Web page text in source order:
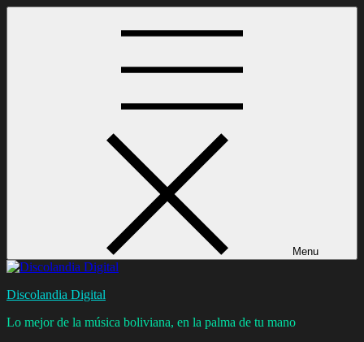
Skip
Menu
Discolandia Digital
Lo mejor de la música boliviana, en la palma de tu mano